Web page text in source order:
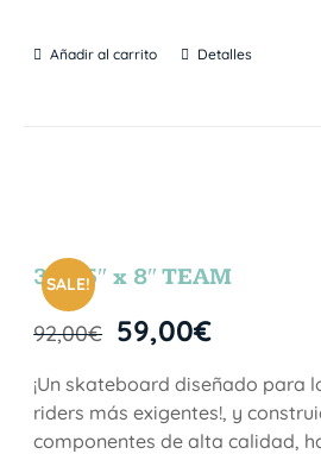
Añadir al carrito Detalles
SALE!
31.75″ x 8″ TEAM
92,00€ 59,00€
¡Un skateboard diseñado para
riders más exigentes!, y
componentes de alta calidad,